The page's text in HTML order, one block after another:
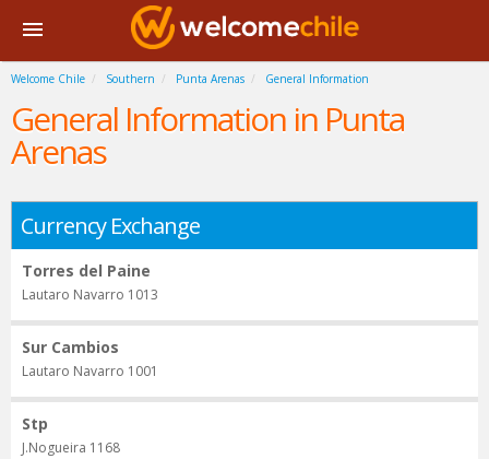
Welcome Chile Southern Punta Arenas General Information
General Information in Punta
Arenas
Currency Exchange
Torres del Paine
Lautaro Navarro 1013
Sur Cambios
Lautaro Navarro 1001
Stp
J.Nogueira 1168